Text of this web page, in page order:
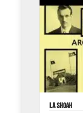
La Shoah